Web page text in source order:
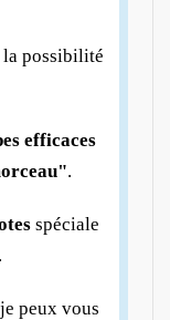
possibilité
efficaces
.
spéciale
.
peux vous